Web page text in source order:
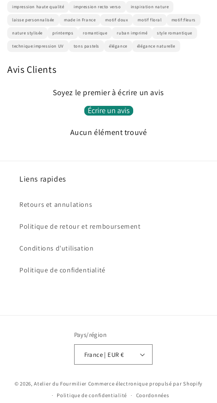
impression haute qualité impression recto verso inspiration nature
laisse personnalisée made in France motif doux motif floral motif:fleurs
nature stylisée printemps romantique ruban imprimé style romantique
technique:impression UV tons pastels élégance élégance naturelle
Avis Clients
Soyez le premier à écrire un avis
Écrire un avis
Aucun élément trouvé
Liens rapides
Retours et annulations
Politique de retour et remboursement
Conditions d'utilisation
Politique de confidentialité
Pays/région
France | EUR €
© 2026,Atelier du Fourmilier Commerce électronique propulsé par Shopify
Politique de confidentialité
Coordonnées